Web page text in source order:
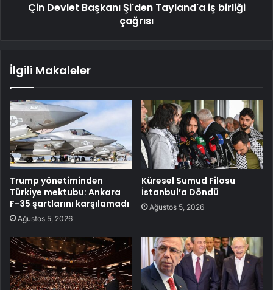
Çin Devlet Başkanı Şi'den Tayland'a iş birliği
çağrısı
İlgili Makaleler
Trump yönetiminden
Türkiye mektubu: Ankara
F-35 şartlarını karşılamadı
Ağustos 5, 2026
Küresel Sumud Filosu
İstanbul’a Döndü
Ağustos 5, 2026